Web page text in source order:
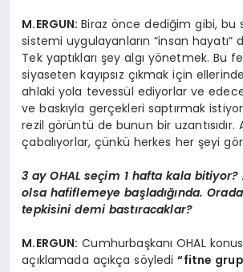
M.ERGUN:Biraz önce dediğim gibi, bu
sistemi uygulayanların “insan hayatı”
Tek yaptıkları şey algı yönetmek. Bu
siyaseten kayıpsız çıkmak için
ahlaki yola tevessül ediyorlar ve
ve baskıyla gerçekleri saptırmak
rezil görüntü de bunun bir uzantısıdır.
çabalıyorlar, çünkü herkes her şeyi
3 ay OHAL seçim 1 hafta kala bitiyor?
olsa hafiflemeye başladığında.
tepkisini demi bastıracaklar?
M.ERGUN: Cumhurbaşkanı OHAL
açıklamada açıkça söyledi“fitne